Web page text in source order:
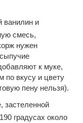
ванилин и
смесь,
нужен
к муке,
по вкусу и цвету
пену нельзя).
застеленной
градусах около